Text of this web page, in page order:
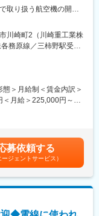
ーの技術パートナーと
宇宙ロケットなどの開
報および生産等の技術
リング会社です。
半が技術者という「技
資子会社であるため、
環境です。
取り扱う航空機の開
確認、製造業者調整、
担当します。
具
や教育機材
を経験できるため、大
やシステムの仕様理解
す！
川崎町2（川崎重工業株
務原線／三柿野駅受動
外喫煙可能場所あ
＞月給制＜賃金内訳＞
月給＞225,000円～
定します。・上記年収
めた想定金額。賃金は
て上下する可能性があ
記です。
募依頼する
ージェントサービス）